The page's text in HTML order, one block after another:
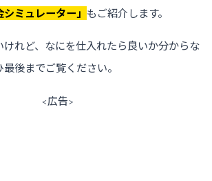
シミュレーター」 もご紹介します。
れど、なにを仕入れたら良いか分からな
後までご覧ください。
<広告>